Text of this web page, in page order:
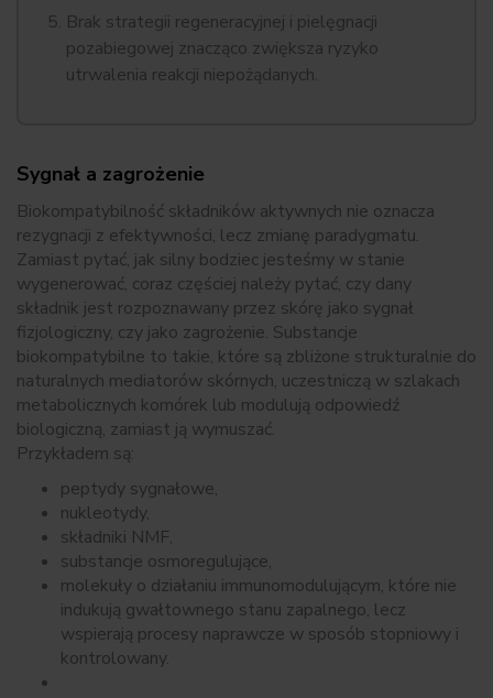
Brak strategii regeneracyjnej i pielęgnacji
pozabiegowej znacząco zwiększa ryzyko
utrwalenia reakcji niepożądanych.
Sygnał a zagrożenie
Biokompatybilność składników aktywnych nie oznacza
rezygnacji z efektywności, lecz zmianę paradygmatu.
Zamiast pytać, jak silny bodziec jesteśmy w stanie
wygenerować, coraz częściej należy pytać, czy dany
składnik jest rozpoznawany przez skórę jako sygnał
fizjologiczny, czy jako zagrożenie. Substancje
biokompatybilne to takie, które są zbliżone strukturalnie do
naturalnych mediatorów skórnych, uczestniczą w szlakach
metabolicznych komórek lub modulują odpowiedź
biologiczną, zamiast ją wymuszać.
Przykładem są:
peptydy sygnałowe,
nukleotydy,
składniki NMF,
substancje osmoregulujące,
molekuły o działaniu immunomodulującym, które nie
indukują gwałtownego stanu zapalnego, lecz
wspierają procesy naprawcze w sposób stopniowy i
kontrolowany.